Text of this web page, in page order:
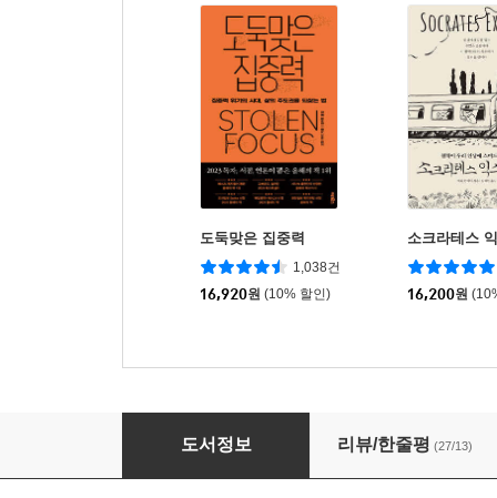
도둑맞은 집중력
1,038건
16,920원 (10% 할인)
소크라테스
16,200원
기후미식
도서정보 리뷰/한줄평 (27/13)